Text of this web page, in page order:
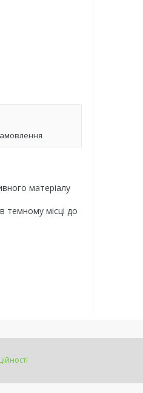
матеріалу
темному місці до